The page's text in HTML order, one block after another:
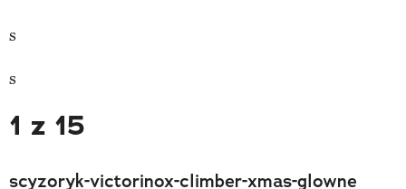
s
s
1 z 15
scyzoryk-victorinox-climber-xmas-glowne